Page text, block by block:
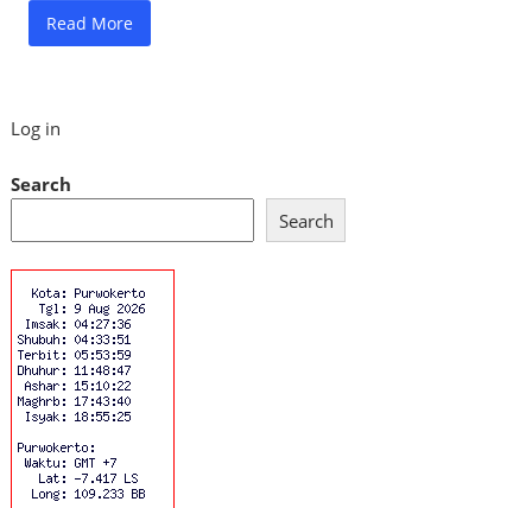
Read More
Log in
Search
Search